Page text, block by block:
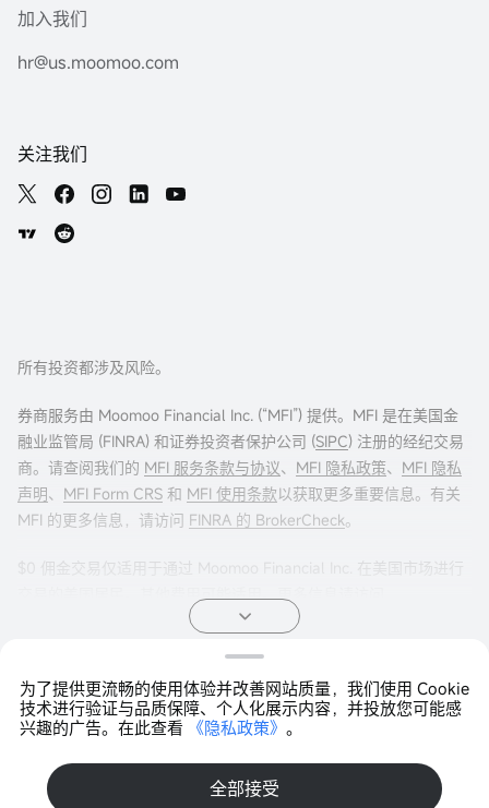
为了提供更流畅的使用体验并改善网站质量，我们使用 Cookie
技术进行验证与品质保障、个人化展示内容，并投放您可能感
兴趣的广告。在此查看 《隐私政策》 。
全部接受
加入我们
hr@us.moomoo.com
关注我们
所有投资都涉及风险。
券商服务由 Moomoo Financial Inc. (“MFI”) 提供。MFI 是在美国金
融业监管局 (FINRA) 和证券投资者保护公司 (SIPC) 注册的经纪交易
商。请查阅我们的 MFI 服务条款与协议、 MFI 隐私政策、 MFI 隐私
声明、 MFI Form CRS 和 MFI 使用条款以获取更多重要信息。有关
MFI 的更多信息，请访问 FINRA 的 BrokerCheck。
$0 佣金交易仅适用于通过 Moomoo Financial Inc. 在美国市场进行
交易的美国居民。其他费用可能适用。更多信息请访问
。
权交易策略之前，阅读《标准化期权的特征与风险》非常重要。期
权交易通常很复杂，并可能在相对较短的时间内导致损失全部投
始投资金额。任何声明的证明文件（如适用）将应要求提供。
Copyright © 2026 Moomoo Technologies Inc. 版权所有